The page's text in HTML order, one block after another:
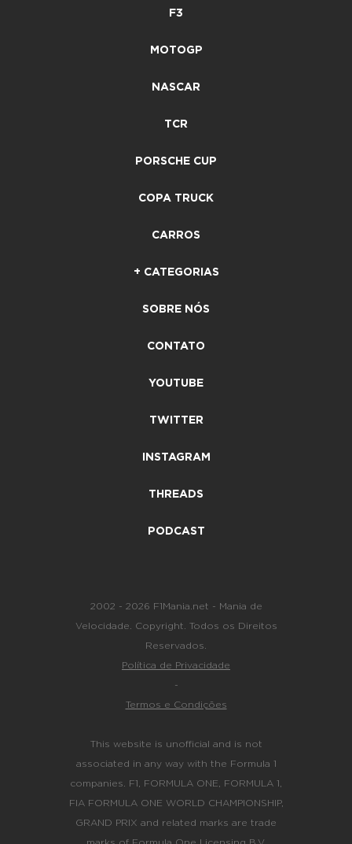
F3
MOTOGP
NASCAR
TCR
PORSCHE CUP
COPA TRUCK
CARROS
+ CATEGORIAS
SOBRE NÓS
CONTATO
YOUTUBE
TWITTER
INSTAGRAM
THREADS
PODCAST
2002 - 2026 F1Mania.net - Mania de
Velocidade. Copyright. Todos os Direitos
Reservados.
Política de Privacidade
-
Termos e Condições
This website is unofficial and is not
associated in any way with the Formula 1
companies. F1, FORMULA ONE, FORMULA 1,
FIA FORMULA ONE WORLD CHAMPIONSHIP,
GRAND PRIX and related marks are trade